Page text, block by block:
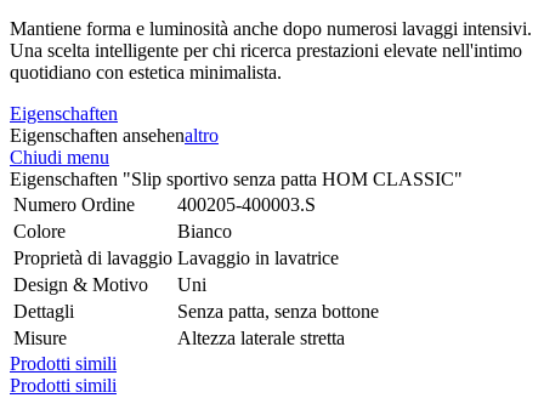
Mantiene forma e luminosità anche dopo numerosi lavaggi intensivi.
Una scelta intelligente per chi ricerca prestazioni elevate nell'intimo
quotidiano con estetica minimalista.
Eigenschaften
Eigenschaften ansehenaltro
Chiudi menu
Eigenschaften "Slip sportivo senza patta HOM CLASSIC"
Numero Ordine
400205-400003.S
Colore
Bianco
Proprietà di lavaggio Lavaggio in lavatrice
Design & Motivo
Uni
Dettagli
Senza patta, senza bottone
Misure
Altezza laterale stretta
Prodotti simili
Prodotti simili